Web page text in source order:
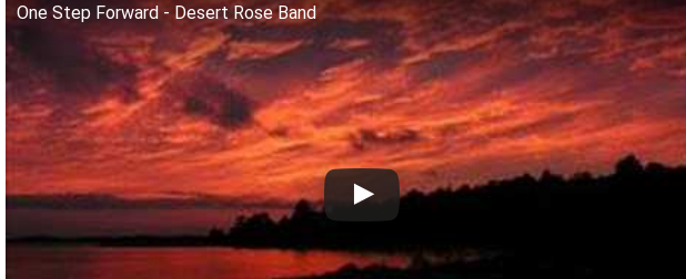
One Step Forward - Desert Rose Band